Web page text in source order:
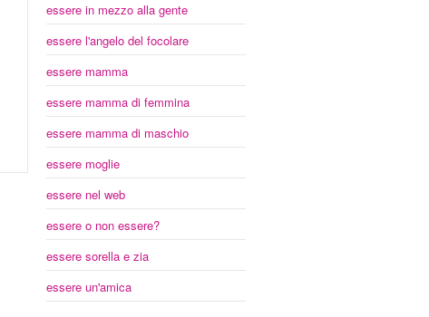
essere in mezzo alla gente
essere l'angelo del focolare
essere mamma
essere mamma di femmina
essere mamma di maschio
essere moglie
essere nel web
essere o non essere?
essere sorella e zia
essere un'amica